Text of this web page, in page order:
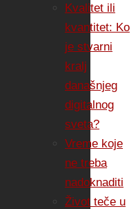
Kvalitet ili
kvantitet: Ko
je stvarni
kralj
današnjeg
digitalnog
sveta?
Vreme koje
ne treba
nadoknaditi
Život teče u